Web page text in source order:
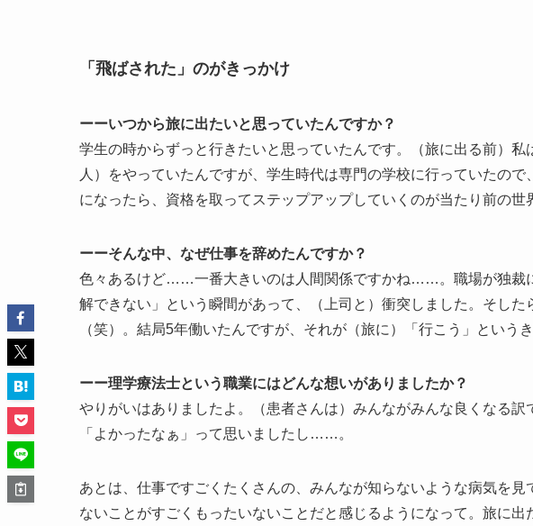
「飛ばされた」のがきっかけ
ーーいつから旅に出たいと思っていたんですか？
学生の時からずっと行きたいと思っていたんです。（旅に出る前）私
人）をやっていたんですが、学生時代は専門の学校に行っていたの
になったら、資格を取ってステップアップしていくのが当たり前の
ーーそんな中、なぜ仕事を辞めたんですか？
色々あるけど……一番大きいのは人間関係ですかね……。職場が独裁
解できない」という瞬間があって、（上司と）衝突しました。そした
（笑）。結局5年働いたんですが、それが（旅に）「行こう」という
ーー理学療法士という職業にはどんな想いがありましたか？
やりがいはありましたよ。（患者さんは）みんながみんな良くなる
「よかったなぁ」って思いましたし……。
あとは、仕事ですごくたくさんの、みんなが知らないような病気を
ないことがすごくもったいないことだと感じるようになって。旅に出